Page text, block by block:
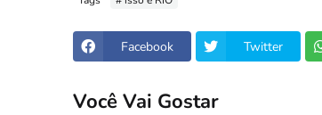
Facebook Twitter
Você Vai Gostar